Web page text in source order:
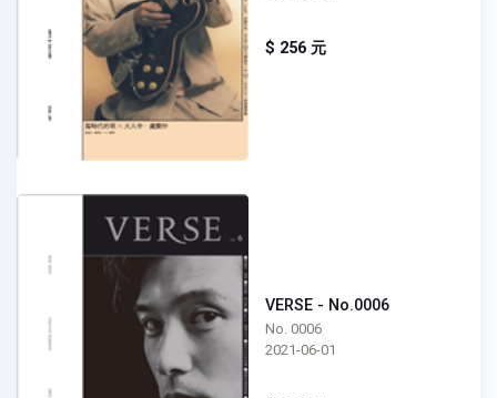
$ 256 元
VERSE - No.0006
No. 0006
2021-06-01